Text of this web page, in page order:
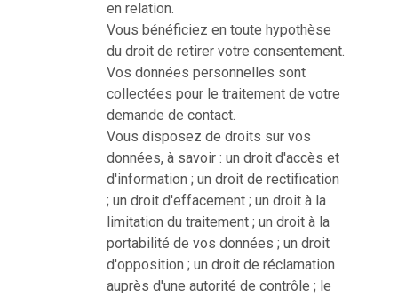
en relation.
Vous bénéficiez en toute hypothèse
du droit de retirer votre consentement.
Vos données personnelles sont
collectées pour le traitement de votre
demande de contact.
Vous disposez de droits sur vos
données, à savoir : un droit d'accès et
d'information ; un droit de rectification
; un droit d'effacement ; un droit à la
limitation du traitement ; un droit à la
portabilité de vos données ; un droit
d'opposition ; un droit de réclamation
auprès d'une autorité de contrôle ; le